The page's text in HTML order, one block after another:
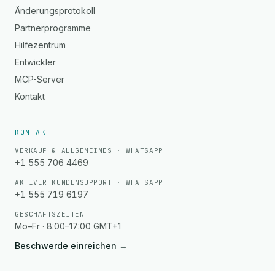
Änderungsprotokoll
Partnerprogramme
Hilfezentrum
Entwickler
MCP-Server
Kontakt
KONTAKT
VERKAUF & ALLGEMEINES · WHATSAPP
+1 555 706 4469
AKTIVER KUNDENSUPPORT · WHATSAPP
+1 555 719 6197
GESCHÄFTSZEITEN
Mo–Fr · 8:00–17:00 GMT+1
Beschwerde einreichen →